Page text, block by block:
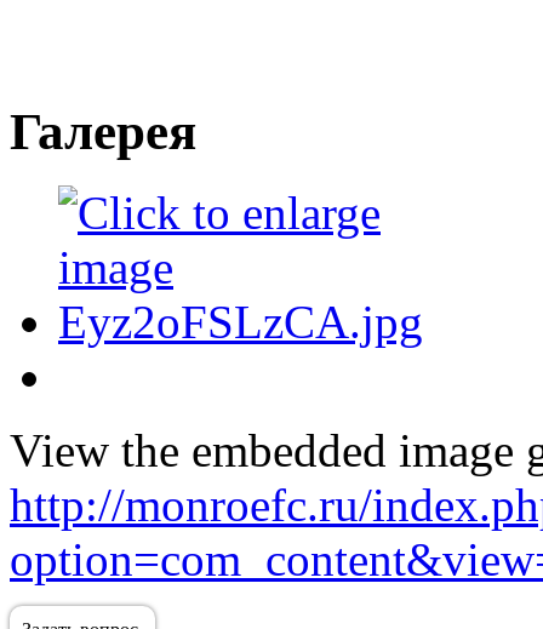
Галерея
View the embedded image
http://monroefc.ru/